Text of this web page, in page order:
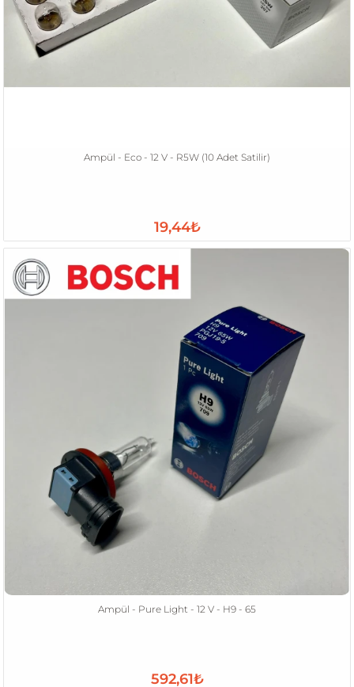
Ampül - Eco - 12 V - R5W (10 Adet Satilir)
19,44₺
Ampül - Pure Light - 12 V - H9 - 65
592,61₺